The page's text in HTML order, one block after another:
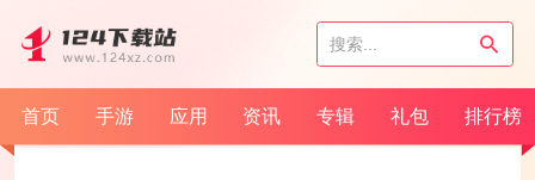
首页 手游 应用 资讯 专辑 礼包 排行榜